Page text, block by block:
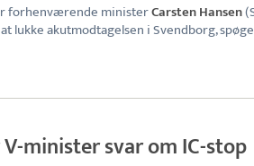
forhenværende ministerCarsten Hansen
lukke akutmodtagelsen i Svendborg,
minister svar om IC-stop